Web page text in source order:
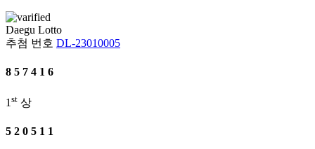
Daegu Lotto
추첨 번호 DL-23010005
8 5 7 4 1 6
1 st 상
5 2 0 5 1 1